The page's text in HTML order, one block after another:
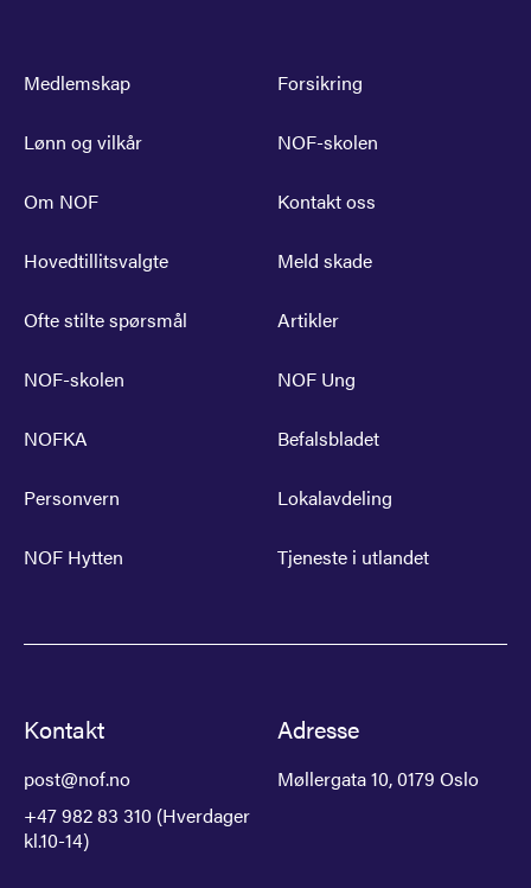
Medlemskap Forsikring
Lønn og vilkår NOF-skolen
Om NOF Kontakt oss
Hovedtillitsvalgte Meld skade
Ofte stilte spørsmål Artikler
NOF-skolen NOF Ung
NOFKA Befalsbladet
Personvern Lokalavdeling
NOF Hytten Tjeneste i utlandet
Kontakt
post@nof.no
+47 982 83 310 (Hverdager
kl.10-14)
Adresse
Møllergata 10, 0179 Oslo